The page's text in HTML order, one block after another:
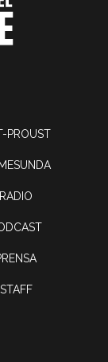
PROUST
RADIO
STAFF